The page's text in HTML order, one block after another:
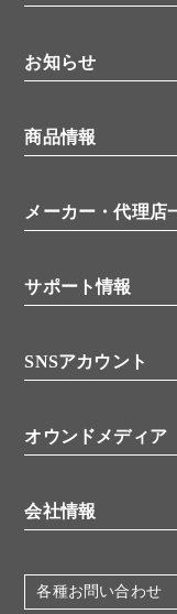
タンパク質検索
ELISA/ELISpot検索
品番検索
お知らせ
無料サンプル
ウェビナー （オンラ
学会・展示スケジ
商品情報
抗体
シグナル伝達
糖類／レクチン
分子生物
バイオメディカル(
機器・消耗品
メーカー・代理店
代理店
サポート情報
アプリケーションノ
書類ダウンロード
SNSアカウント
YouTube
オウンドメディア
会社情報
会社概要
各種お問い合わせ